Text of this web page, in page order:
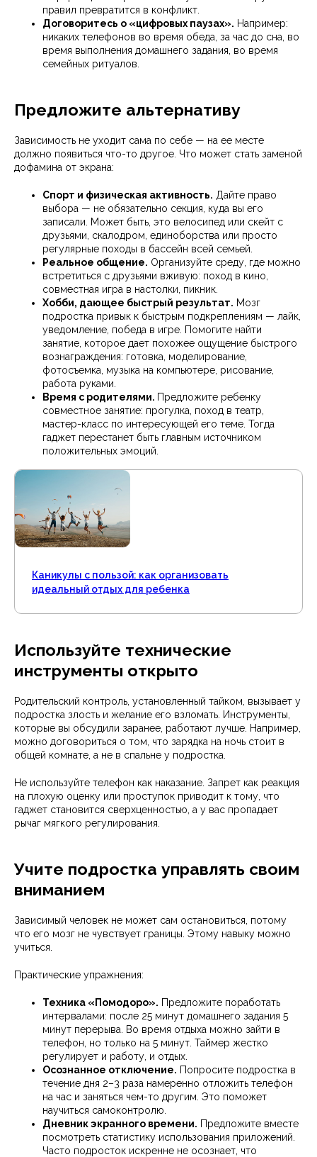
правил превратится в конфликт.
Договоритесь о «цифровых паузах». Например:
никаких телефонов во время обеда, за час до сна, во
время выполнения домашнего задания, во время
семейных ритуалов.
Предложите альтернативу
Зависимость не уходит сама по себе — на ее месте
должно появиться что-то другое. Что может стать заменой
дофамина от экрана:
Спорт и физическая активность. Дайте право
выбора — не обязательно секция, куда вы его
записали. Может быть, это велосипед или скейт с
друзьями, скалодром, единоборства или просто
регулярные походы в бассейн всей семьей.
Реальное общение. Организуйте среду, где можно
встретиться с друзьями вживую: поход в кино,
совместная игра в настолки, пикник.
Хобби, дающее быстрый результат. Мозг
подростка привык к быстрым подкреплениям — лайк,
уведомление, победа в игре. Помогите найти
занятие, которое дает похожее ощущение быстрого
вознаграждения: готовка, моделирование,
фотосъемка, музыка на компьютере, рисование,
работа руками.
Время с родителями. Предложите ребенку
совместное занятие: прогулка, поход в театр,
мастер-класс по интересующей его теме. Тогда
гаджет перестанет быть главным источником
положительных эмоций.
Каникулы с пользой: как организовать
идеальный отдых для ребенка
Используйте технические
инструменты открыто
Родительский контроль, установленный тайком, вызывает у
подростка злость и желание его взломать. Инструменты,
которые вы обсудили заранее, работают лучше. Например,
можно договориться о том, что зарядка на ночь стоит в
общей комнате, а не в спальне у подростка.
Не используйте телефон как наказание. Запрет как реакция
на плохую оценку или проступок приводит к тому, что
гаджет становится сверхценностью, а у вас пропадает
рычаг мягкого регулирования.
Учите подростка управлять своим
вниманием
Зависимый человек не может сам остановиться, потому
что его мозг не чувствует границы. Этому навыку можно
учиться.
Практические упражнения:
Техника «Помодоро». Предложите поработать
интервалами: после 25 минут домашнего задания 5
минут перерыва. Во время отдыха можно зайти в
телефон, но только на 5 минут. Таймер жестко
регулирует и работу, и отдых.
Осознанное отключение. Попросите подростка в
течение дня 2–3 раза намеренно отложить телефон
на час и заняться чем-то другим. Это поможет
научиться самоконтролю.
Дневник экранного времени. Предложите вместе
посмотреть статистику использования приложений.
Часто подросток искренне не осознает, что